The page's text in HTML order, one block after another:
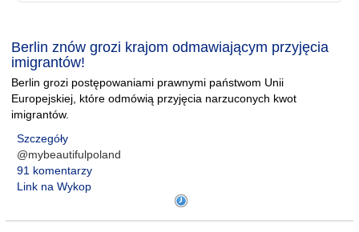
Berlin znów grozi krajom odmawiającym przyjęcia
imigrantów!
Berlin grozi postępowaniami prawnymi państwom Unii
Europejskiej, które odmówią przyjęcia narzuconych kwot
imigrantów.
Szczegóły
@mybeautifulpoland
91 komentarzy
Link na Wykop